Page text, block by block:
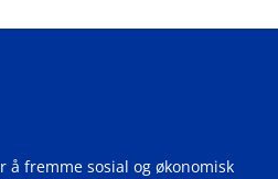
å fremme sosial og økonomisk